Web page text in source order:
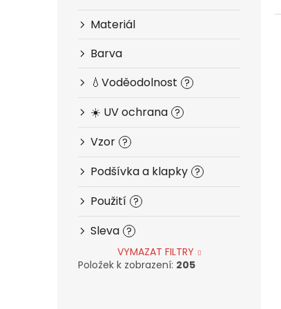
Materiál
Barva
💧Voděodolnost ?
☀️ UV ochrana ?
Vzor ?
Podšívka a klapky ?
Použití ?
Sleva ?
VYMAZAT FILTRY
Položek k zobrazení: 205